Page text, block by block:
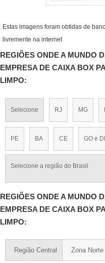
Estas imagens foram obtidas de
livremente na internet
REGIÕES ONDE A MUNDO
EMPRESA DE CAIXA BOX
LIMPO:
Selecione RJ MG
PE BA CE GO e
Selecione a região do Brasil
REGIÕES ONDE A MUNDO
EMPRESA DE CAIXA BOX
LIMPO:
Região Central Zona Norte